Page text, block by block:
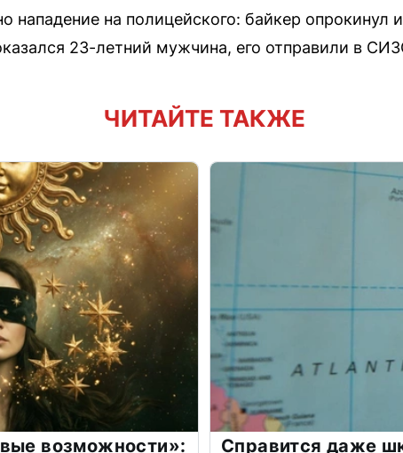
нападение на полицейского: байкер опрокинул
23-летний мужчина, его отправили в
ЧИТАЙТЕ ТАКЖЕ
возможности»: Справится даже